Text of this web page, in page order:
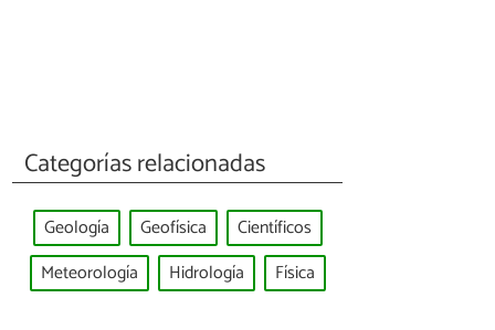
Categorías relacionadas
Geología Geofísica
Científicos
Meteorología
Hidrología Física